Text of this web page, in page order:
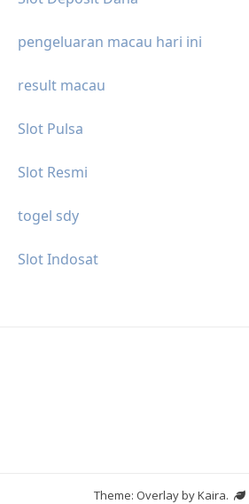
pengeluaran macau hari ini
result macau
Slot Pulsa
Slot Resmi
togel sdy
Slot Indosat
Theme: Overlay byKaira.